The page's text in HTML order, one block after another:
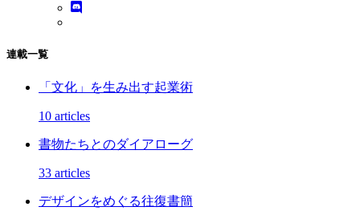
連載一覧
「文化」を生み出す起業術
10 articles
書物たちとのダイアローグ
33 articles
デザインをめぐる往復書簡